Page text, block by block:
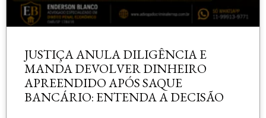
JUSTIÇA ANULA DILIGÊNCIA E
MANDA DEVOLVER DINHEIRO
APREENDIDO APÓS SAQUE
BANCÁRIO: ENTENDA A DECISÃO